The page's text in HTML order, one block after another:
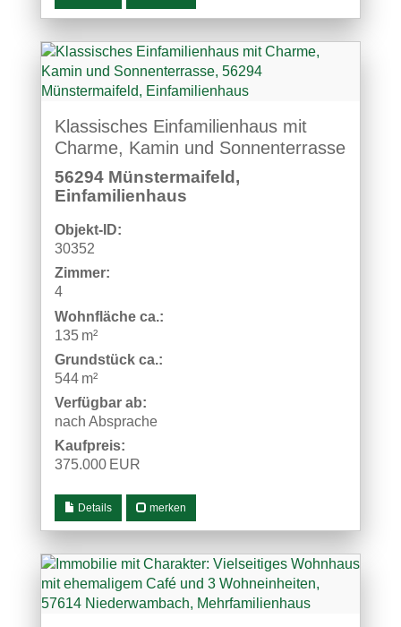
Klassisches Einfamilienhaus mit
Charme, Kamin und Sonnenterrasse
56294 Münstermaifeld,
Einfamilienhaus
Objekt-ID:
30352
Zimmer:
4
Wohnfläche ca.:
135 m²
Grund­stück ca.:
544 m²
Verfügbar ab:
nach Absprache
Kaufpreis:
375.000 EUR
Details merken